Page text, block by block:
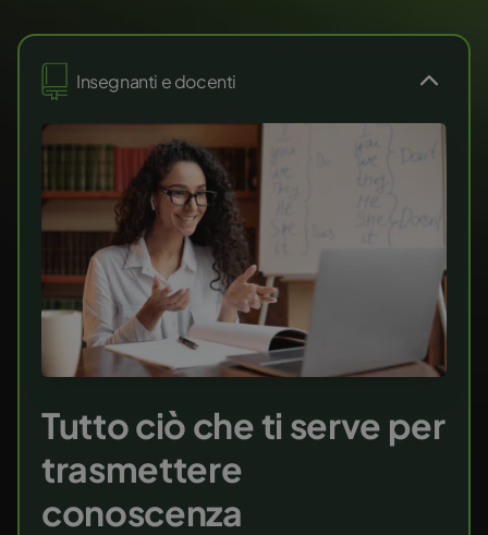
Insegnanti e docenti
Tutto ciò che ti serve per
trasmettere
conoscenza